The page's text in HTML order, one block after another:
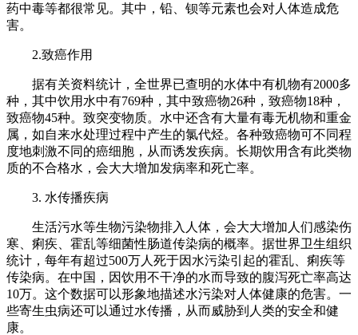
药中毒等都很常见。其中，铅、钡等元素也会对人体造成危
害。
2.致癌作用
据有关资料统计，全世界已查明的水体中有机物有2000多
种，其中饮用水中有769种，其中致癌物26种，致癌物18种，
致癌物45种。致突变物质。水中还含有大量有毒无机物和重金
属，如自来水处理过程中产生的氯代烃。各种致癌物可不同程
度地刺激不同的癌细胞，从而诱发疾病。长期饮用含有此类物
质的不合格水，会大大增加发病率和死亡率。
3. 水传播疾病
生活污水等生物污染物排入人体，会大大增加人们感染伤
寒、痢疾、霍乱等细菌性肠道传染病的概率。据世界卫生组织
统计，每年有超过500万人死于因水污染引起的霍乱、痢疾等
传染病。在中国，因饮用不干净的水而导致的腹泻死亡率高达
10万。这个数据可以形象地描述水污染对人体健康的危害。一
些寄生虫病还可以通过水传播，从而威胁到人类的安全和健
康。